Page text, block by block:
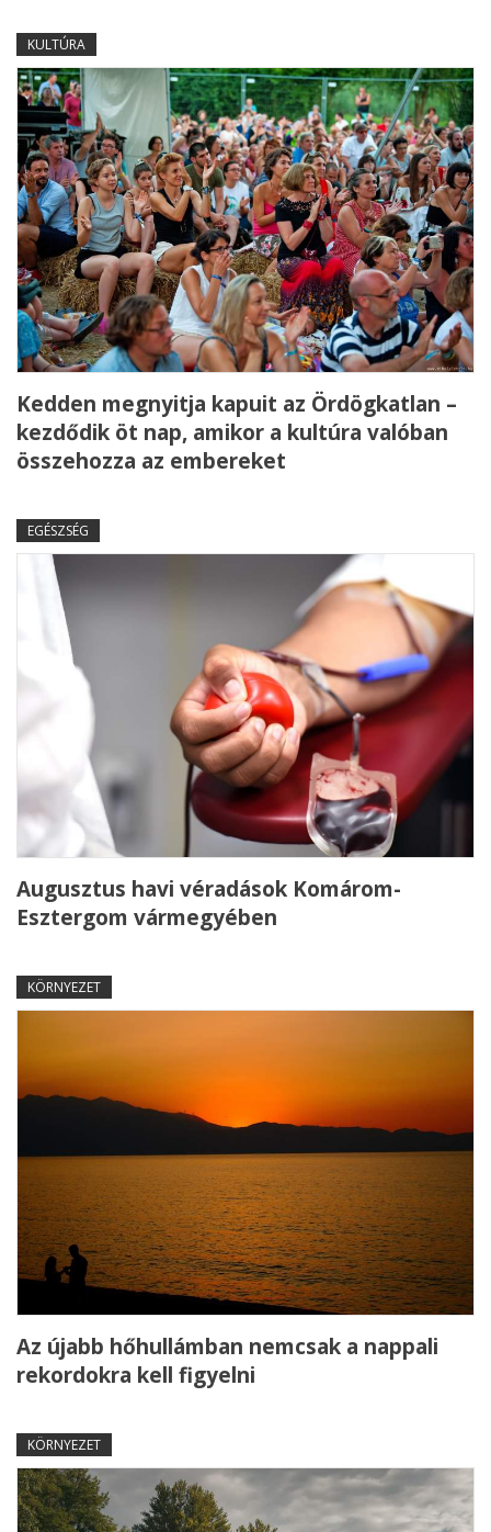
KULTÚRA
Kedden megnyitja kapuit az Ördögkatlan –
kezdődik öt nap, amikor a kultúra valóban
összehozza az embereket
EGÉSZSÉG
Augusztus havi véradások Komárom-
Esztergom vármegyében
KÖRNYEZET
Az újabb hőhullámban nemcsak a nappali
rekordokra kell figyelni
KÖRNYEZET